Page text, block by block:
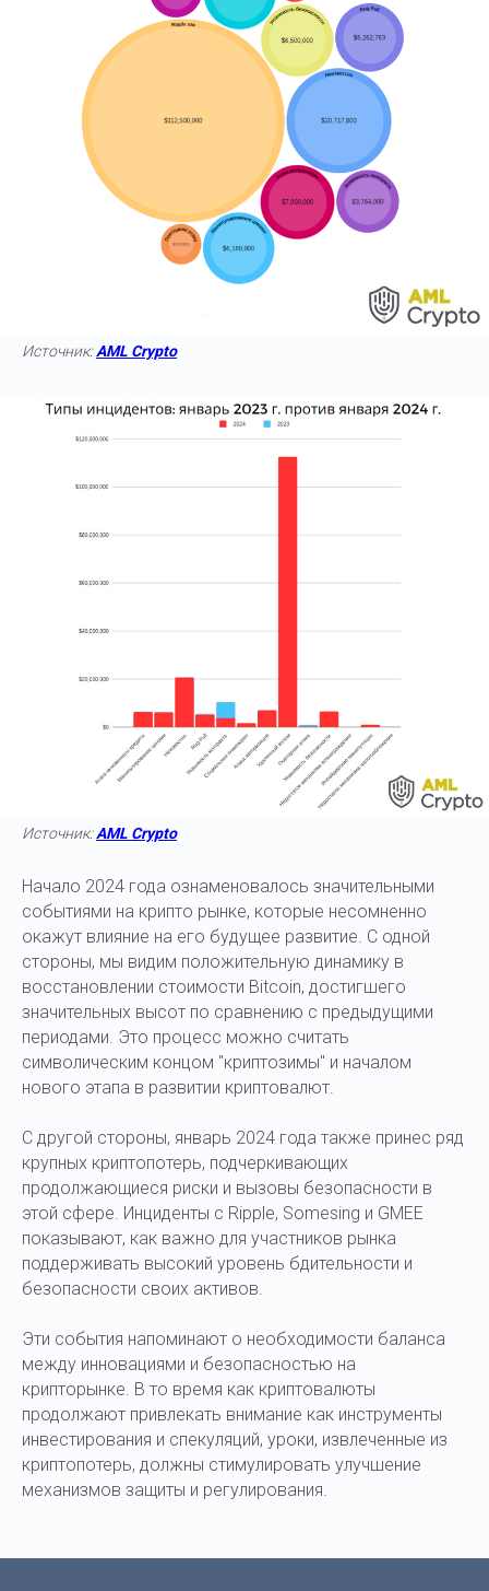
Источник:AML Crypto
Источник:AML Crypto
Начало 2024 года ознаменовалось значительными
событиями на крипто рынке, которые несомненно
окажут влияние на его будущее развитие. С одной
стороны, мы видим положительную динамику в
восстановлении стоимости Bitcoin, достигшего
значительных высот по сравнению с предыдущими
периодами. Это процесс можно считать
символическим концом "криптозимы" и началом
нового этапа в развитии криптовалют.
С другой стороны, январь 2024 года также принес ряд
крупных криптопотерь, подчеркивающих
продолжающиеся риски и вызовы безопасности в
этой сфере. Инциденты с Ripple, Somesing и GMEE
показывают, как важно для участников рынка
поддерживать высокий уровень бдительности и
безопасности своих активов.
Эти события напоминают о необходимости баланса
между инновациями и безопасностью на
крипторынке. В то время как криптовалюты
продолжают привлекать внимание как инструменты
инвестирования и спекуляций, уроки, извлеченные из
криптопотерь, должны стимулировать улучшение
механизмов защиты и регулирования.